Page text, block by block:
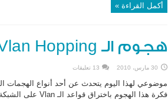
أكمل القراءة »
هجوم الـ Vlan Hopping وكيف التصدى له ؟
30 مارس، 2010 13 تعليقات